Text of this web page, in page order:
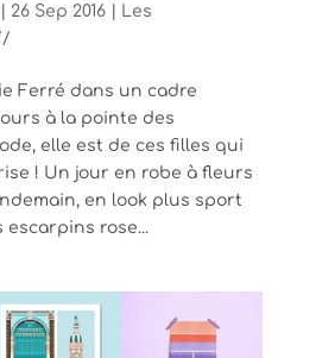
| 26 Sep 2016| Les
Ferré dans un cadre
à la pointe des
elle est de ces filles qui
! Un jour en robe à fleurs
en look plus sport
rose...